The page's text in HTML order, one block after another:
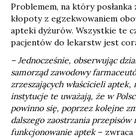
Problemem, na który posłanka
kłopoty z egzekwowaniem
apteki dyżurów. Wszystkie te
pacjentów do lekarstw jest
– Jednocześnie, obserwując
samorząd zawodowy
zrzeszających właścicieli
instytucje te uważają, że w
powinno się, poprzez kolejne
dalszego zaostrzania
funkcjonowanie aptek – zwraca